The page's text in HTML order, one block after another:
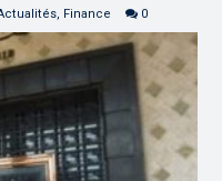
, Finance 0